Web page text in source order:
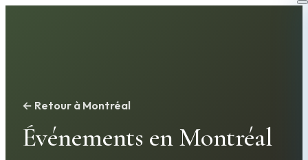
← Retour à Montréal
Événements en Montréal